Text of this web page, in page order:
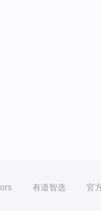
有道智选 官